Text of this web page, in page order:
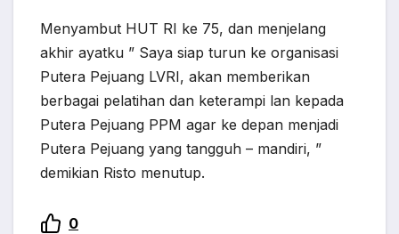
Menyambut HUT RI ke 75, dan menjelang
akhir ayatku ” Saya siap turun ke organisasi
Putera Pejuang LVRI, akan memberikan
berbagai pelatihan dan keterampi lan kepada
Putera Pejuang PPM agar ke depan menjadi
Putera Pejuang yang tangguh – mandiri, ”
demikian Risto menutup.
0